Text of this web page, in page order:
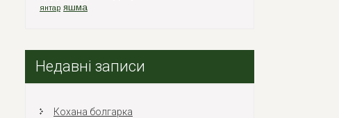
янтар яшма
Недавні записи
Кохана болгарка